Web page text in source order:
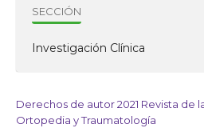
SECCIÓN
Investigación Clínica
Derechos de autor 2021 Revista de
Ortopedia y Traumatología